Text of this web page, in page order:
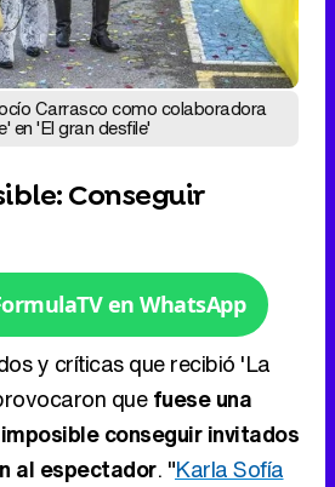
Carrasco como colaboradora
en 'El gran desfile'
Conseguir
en WhatsApp
y críticas que recibió 'La
quefuese una
conseguir invitados
al espectador. "Karla Sofía